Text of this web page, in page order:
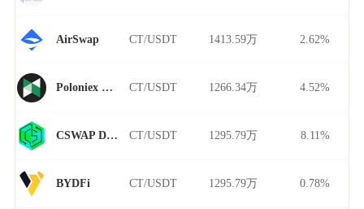
AirSwap CT/USDT 1413.59万 2.62%
Poloniex Futures CT/USDT 1266.34万 4.52%
CSWAP DEX CT/USDT 1295.79万 8.11%
BYDFi CT/USDT 1295.79万 0.78%